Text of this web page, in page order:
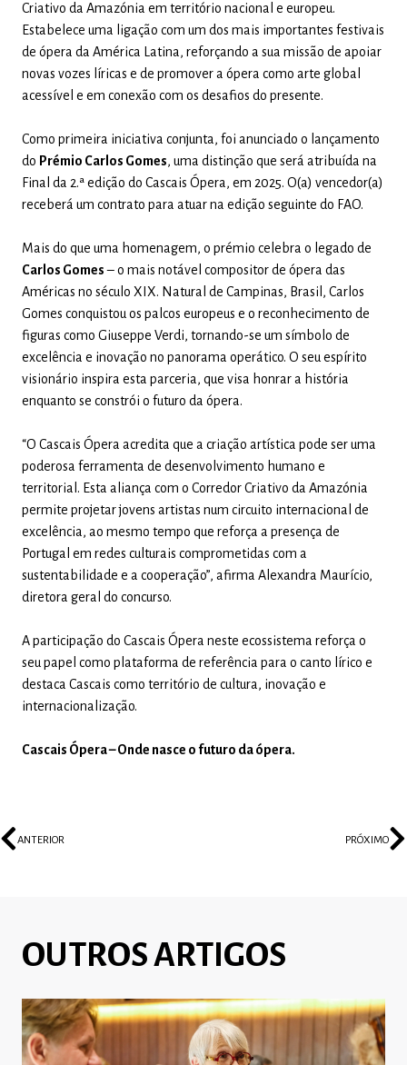
Criativo da Amazónia em território nacional e europeu.
Estabelece uma ligação com um dos mais importantes festivais
de ópera da América Latina, reforçando a sua missão de apoiar
novas vozes líricas e de promover a ópera como arte global
acessível e em conexão com os desafios do presente.
Como primeira iniciativa conjunta, foi anunciado o lançamento
do Prémio Carlos Gomes, uma distinção que será atribuída na
Final da 2.ª edição do Cascais Ópera, em 2025. O(a) vencedor(a)
receberá um contrato para atuar na edição seguinte do FAO.
Mais do que uma homenagem, o prémio celebra o legado de
Carlos Gomes– o mais notável compositor de ópera das
Américas no século XIX. Natural de Campinas, Brasil, Carlos
Gomes conquistou os palcos europeus e o reconhecimento de
figuras como Giuseppe Verdi, tornando-se um símbolo de
excelência e inovação no panorama operático. O seu espírito
visionário inspira esta parceria, que visa honrar a história
enquanto se constrói o futuro da ópera.
“O Cascais Ópera acredita que a criação artística pode ser uma
poderosa ferramenta de desenvolvimento humano e
territorial. Esta aliança com o Corredor Criativo da Amazónia
permite projetar jovens artistas num circuito internacional de
excelência, ao mesmo tempo que reforça a presença de
Portugal em redes culturais comprometidas com a
sustentabilidade e a cooperação”, afirma Alexandra Maurício,
diretora geral do concurso.
A participação do Cascais Ópera neste ecossistema reforça o
seu papel como plataforma de referência para o canto lírico e
destaca Cascais como território de cultura, inovação e
internacionalização.
Cascais Ópera – Onde nasce o futuro da ópera.
ANTERIOR PRÓXIMO
OUTROS ARTIGOS